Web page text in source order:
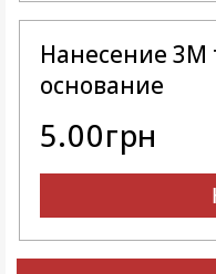
Нанесение 3M
основание
5.00грн